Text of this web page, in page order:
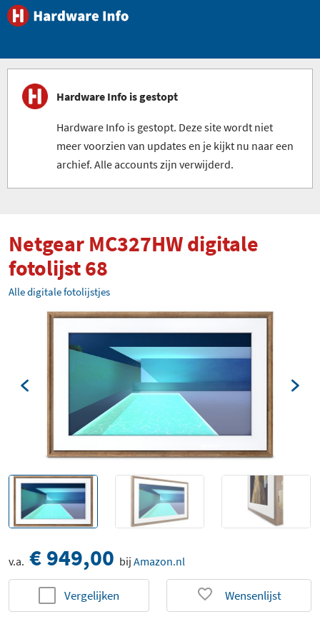
Hardware Info is gestopt
Hardware Info is gestopt. Deze site wordt niet
meer voorzien van updates en je kijkt nu naar een
archief. Alle accounts zijn verwijderd.
Netgear MC327HW digitale
fotolijst 68
Alle digitale fotolijstjes
v.a. € 949,00 bij Amazon.nl
Vergelijken Wensenlijst